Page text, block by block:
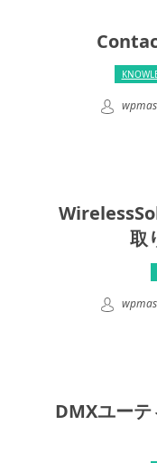
取
DMXユーテ